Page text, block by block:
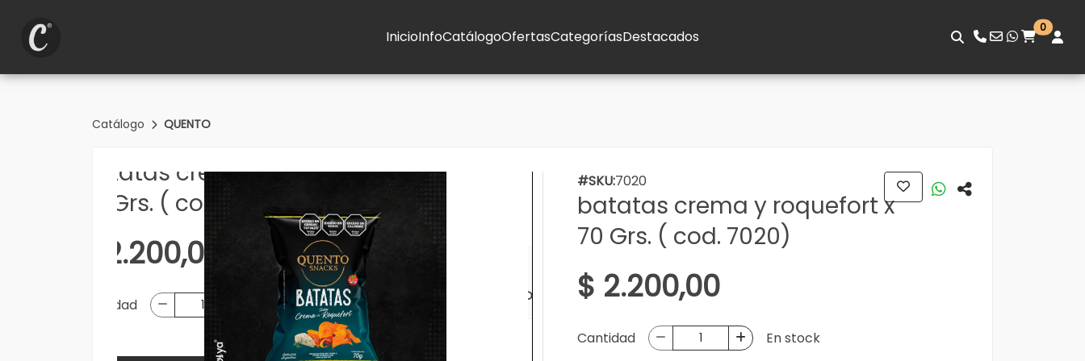
InicioInfoCatálogoOfertasCategoríasDestacados
0
Catálogo QUENTO
#SKU:7020
batatas crema y roquefort x
70 Grs. ( cod. 7020)
$ 2.200,00
Cantidad En stock